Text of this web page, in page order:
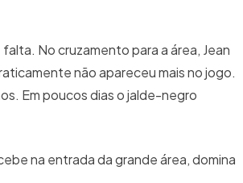
No cruzamento para a área, Jean
não apareceu mais no jogo.
Em poucos dias o jalde-negro
na entrada da grande área, domina